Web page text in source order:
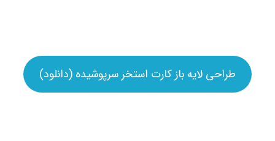
طراحی لایه باز کارت استخر سرپوشیده (دانلود)